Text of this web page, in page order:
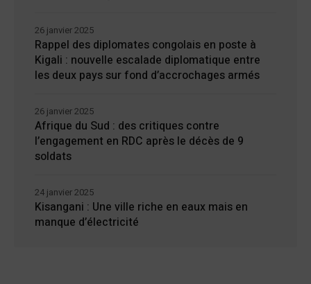
Rappel des diplomates congolais en poste à
Kigali : nouvelle escalade diplomatique entre
les deux pays sur fond d’accrochages armés
26 janvier 2025
Afrique du Sud : des critiques contre
l’engagement en RDC après le décès de 9
soldats
26 janvier 2025
Kisangani : Une ville riche en eaux mais en
manque d’électricité
24 janvier 2025